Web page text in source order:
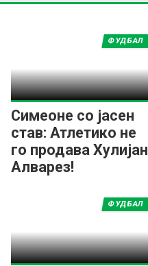
Симеоне со јасен
став: Атлетико не
го продава Хулијан
Алварез!
ФУДБАЛ
ФУДБАЛ